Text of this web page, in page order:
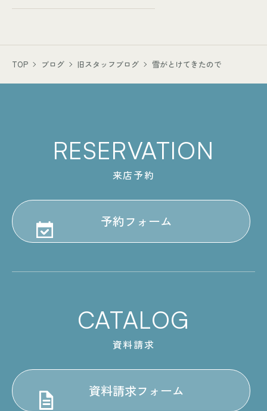
TOP ブログ 旧スタッフブログ 雪がとけてきたので
RESERVATION
来店予約
予約フォーム
CATALOG
資料請求
資料請求フォーム